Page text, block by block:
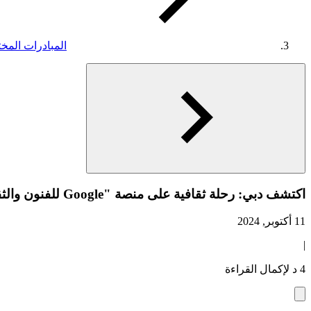
المبادرات
اكتشف دبي: رحلة ثقافية على منصة "Google للفنون والثقافة"
11 أكتوبر, 2024
|
4 د لإكمال القراءة